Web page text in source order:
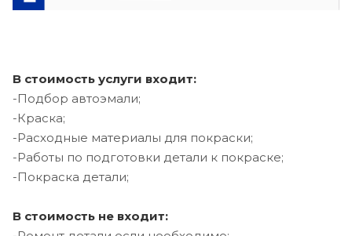
В стоимость услуги входит:
-Подбор автоэмали;
-Краска;
-Расходные материалы для покраски;
-Работы по подготовки детали к покраске;
-Покраска детали;
В стоимость не входит: